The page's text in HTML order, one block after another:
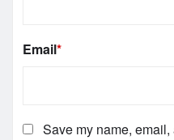
Email*
Save my name,